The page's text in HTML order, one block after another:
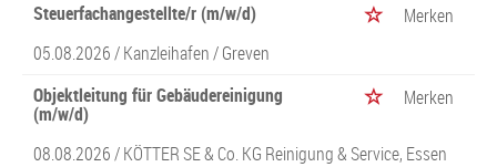
Steuerfachangestellte/r (m/w/d)
Merken
05.08.2026 /Kanzleihafen/ Greven
Objektleitung für Gebäudereinigung
(m/w/d)
Merken
08.08.2026 /KÖTTER SE & Co. KG Reinigung & Service, Essen